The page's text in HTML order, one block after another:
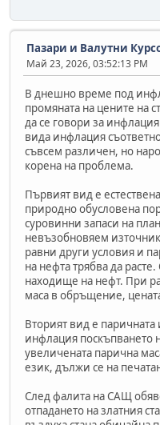
Пазари и Валутни
Май 23, 2026, 03:52:13 PM
В днешно време под
промяната на цените на
да се говори за
вида инфлация
съвсем различен, но
корена на проблема.
Първият вид е
природно обусловена
суровинни запаси на
невъзобновяем
равни други условия и
на нефта трябва да
находище на нефт. При
маса в обръщение,
Вторият вид е
инфлация поскъпването
увеличената парична
език, дължи се на
След фалита на САЩ
отпадането на златния